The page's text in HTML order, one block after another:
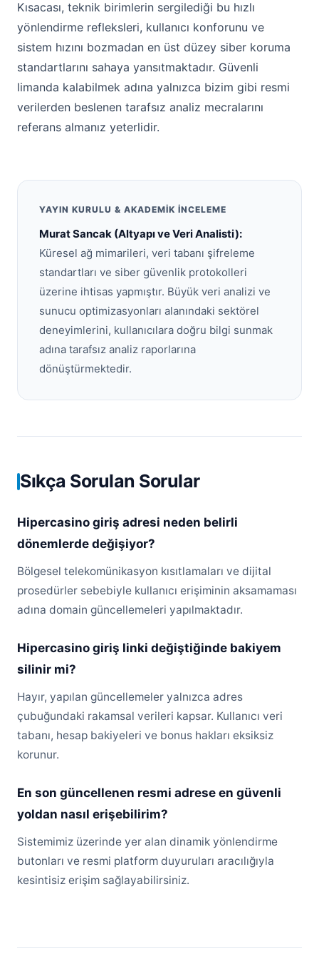
Kısacası, teknik birimlerin sergilediği bu hızlı
yönlendirme refleksleri, kullanıcı konforunu ve
sistem hızını bozmadan en üst düzey siber koruma
standartlarını sahaya yansıtmaktadır. Güvenli
limanda kalabilmek adına yalnızca bizim gibi resmi
verilerden beslenen tarafsız analiz mecralarını
referans almanız yeterlidir.
YAYIN KURULU & AKADEMIK İNCELEME
Murat Sancak (Altyapı ve Veri Analisti):
Küresel ağ mimarileri, veri tabanı şifreleme
standartları ve siber güvenlik protokolleri
üzerine ihtisas yapmıştır. Büyük veri analizi ve
sunucu optimizasyonları alanındaki sektörel
deneyimlerini, kullanıcılara doğru bilgi sunmak
adına tarafsız analiz raporlarına
dönüştürmektedir.
Sıkça Sorulan Sorular
Hipercasino giriş adresi neden belirli
dönemlerde değişiyor?
Bölgesel telekomünikasyon kısıtlamaları ve dijital
prosedürler sebebiyle kullanıcı erişiminin aksamaması
adına domain güncellemeleri yapılmaktadır.
Hipercasino giriş linki değiştiğinde bakiyem
silinir mi?
Hayır, yapılan güncellemeler yalnızca adres
çubuğundaki rakamsal verileri kapsar. Kullanıcı veri
tabanı, hesap bakiyeleri ve bonus hakları eksiksiz
korunur.
En son güncellenen resmi adrese en güvenli
yoldan nasıl erişebilirim?
Sistemimiz üzerinde yer alan dinamik yönlendirme
butonları ve resmi platform duyuruları aracılığıyla
kesintisiz erişim sağlayabilirsiniz.